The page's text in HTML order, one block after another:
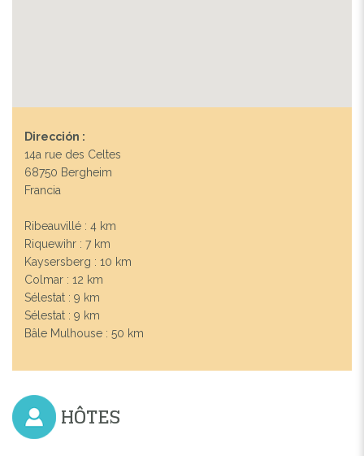
Dirección :
14a rue des Celtes
68750 Bergheim
Francia
Ribeauvillé : 4 km
Riquewihr : 7 km
Kaysersberg : 10 km
Colmar : 12 km
Sélestat : 9 km
Sélestat : 9 km
Bâle Mulhouse : 50 km
HÔTES